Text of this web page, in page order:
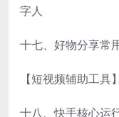
字人
十七、好物分享常
【短视频辅助工
十八、快手核心运